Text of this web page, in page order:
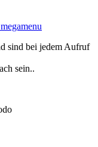
sind bei jedem Aufruf
sein..